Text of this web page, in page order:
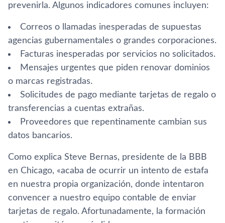
prevenirla. Algunos indicadores comunes incluyen:
Correos o llamadas inesperadas de supuestas
agencias gubernamentales o grandes corporaciones.
Facturas inesperadas por servicios no solicitados.
Mensajes urgentes que piden renovar dominios
o marcas registradas.
Solicitudes de pago mediante tarjetas de regalo o
transferencias a cuentas extrañas.
Proveedores que repentinamente cambian sus
datos bancarios.
Como explica Steve Bernas, presidente de la BBB
en Chicago, «acaba de ocurrir un intento de estafa
en nuestra propia organización, donde intentaron
convencer a nuestro equipo contable de enviar
tarjetas de regalo. Afortunadamente, la formación